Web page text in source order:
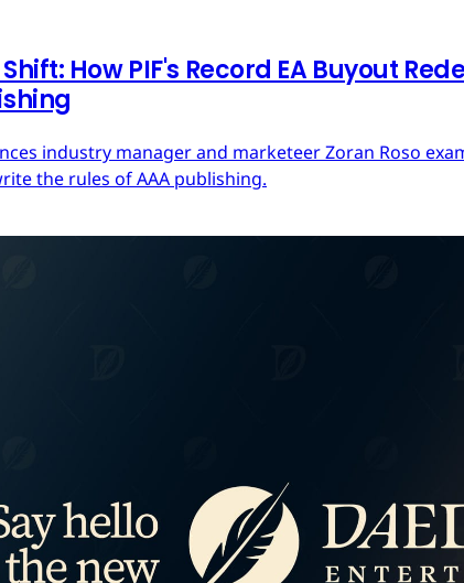
How PIF's Record EA Buyout
industry manager and marketeer Zoran Roso
the rules of AAA publishing.